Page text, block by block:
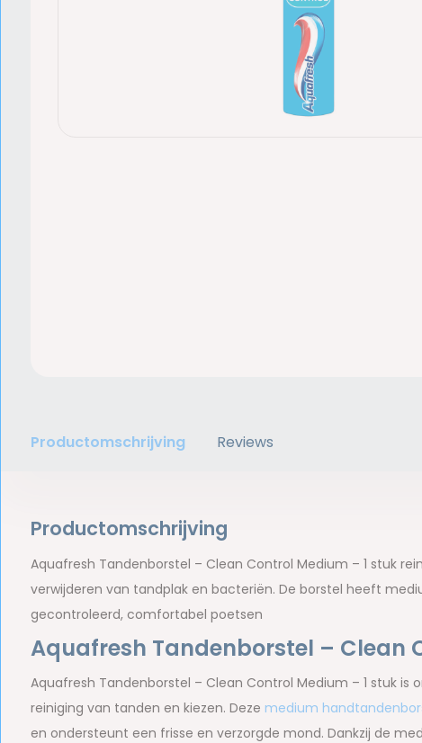
Productomschrijving Reviews
Productomschrijving
Aquafresh Tandenborstel – Clean Control Medium – 1 stuk
verwijderen van tandplak en bacteriën. De borstel heeft
gecontroleerd, comfortabel poetsen
Aquafresh Tandenborstel – Clean
Aquafresh Tandenborstel – Clean Control Medium – 1 stuk
reiniging van tanden en kiezen. Deze medium
en ondersteunt een frisse en verzorgde mond. Dankzij de